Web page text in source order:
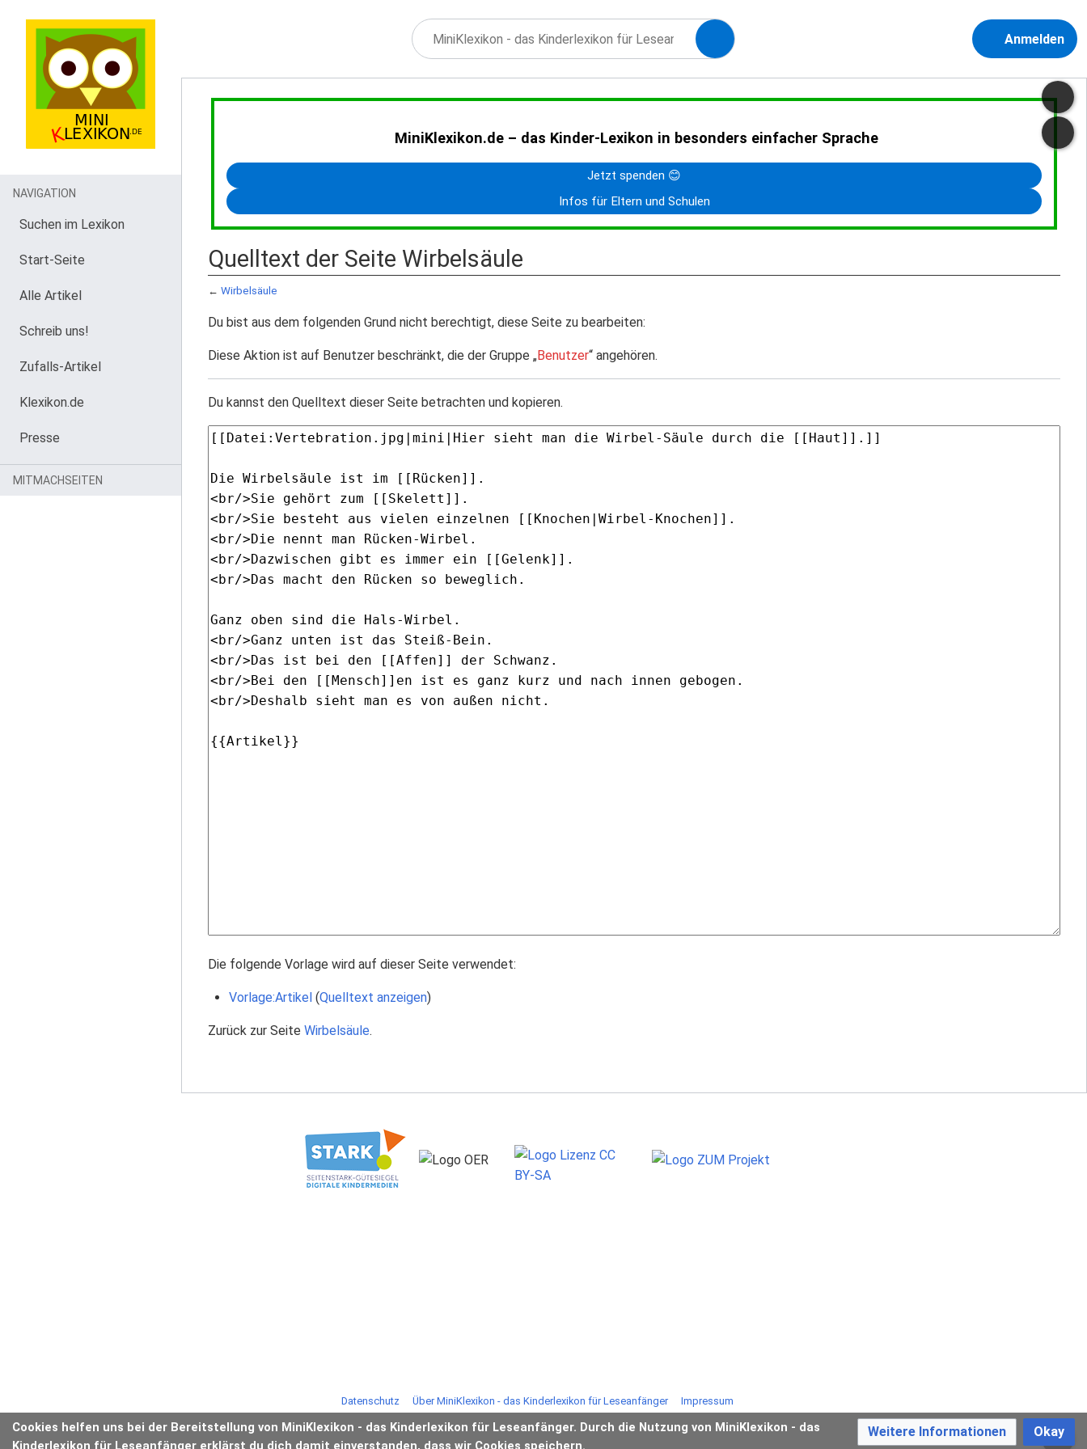
Anmelden
MiniKlexikon.de – das Kinder-Lexikon in besonders einfacher Sprache
Jetzt spenden 😊
Infos für Eltern und Schulen
Quelltext der Seite Wirbelsäule
← Wirbelsäule
Du bist aus dem folgenden Grund nicht berechtigt, diese Seite zu bearbeiten:
Diese Aktion ist auf Benutzer beschränkt, die der Gruppe „Benutzer“ angehören.
Du kannst den Quelltext dieser Seite betrachten und kopieren.
Die folgende Vorlage wird auf dieser Seite verwendet:
Vorlage:Artikel (Quelltext anzeigen)
Zurück zur Seite Wirbelsäule.
Cookies helfen uns bei der Bereitstellung von MiniKlexikon - das Kinderlexikon für Leseanfänger. Durch die Nutzung von MiniKlexikon - das
Kinderlexikon für Leseanfänger erklärst du dich damit einverstanden, dass wir Cookies speichern.
Weitere Informationen Okay
NAVIGATION
Suchen im Lexikon
Start-Seite
Alle Artikel
Schreib uns!
Zufalls-Artikel
Klexikon.de
Presse
MITMACHSEITEN
Datenschutz Über MiniKlexikon - das Kinderlexikon für Leseanfänger Impressum